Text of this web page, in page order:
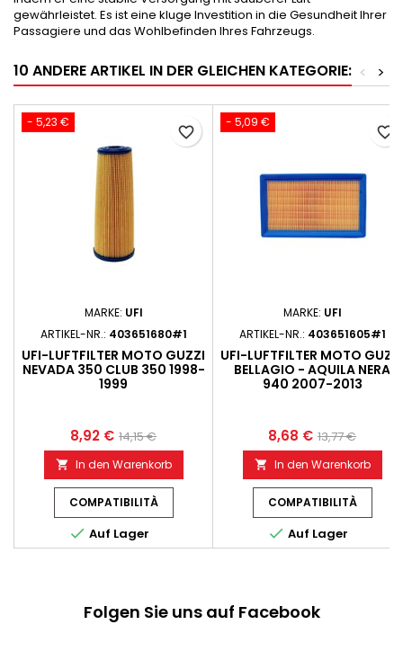
gewährleistet. Es ist eine kluge Investition in die Gesundheit Ihrer
Passagiere und das Wohlbefinden Ihres Fahrzeugs.
10 ANDERE ARTIKEL IN DER GLEICHEN KATEGORIE: >
<
- 5,23 €
MARKE: UFI
ARTIKEL-NR.: 403651680#1
UFI-LUFTFILTER MOTO GUZZI
NEVADA 350 CLUB 350 1998-
1999
8,92 € 14,15 €
 In den Warenkorb
COMPATIBILITÀ
 Auf Lager
favorite_border
- 5,09 €
MARKE: UFI
ARTIKEL-NR.: 403651605#1
UFI-LUFTFILTER MOTO GUZZI
BELLAGIO - AQUILA NERA
940 2007-2013
8,68 € 13,77 €
 In den Warenkorb
COMPATIBILITÀ
 Auf Lager
favorite_border
Folgen Sie uns auf Facebook